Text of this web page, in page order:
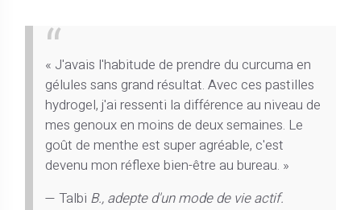
« J'avais l'habitude de prendre du curcuma en
gélules sans grand résultat. Avec ces pastilles
hydrogel, j'ai ressenti la différence au niveau de
mes genoux en moins de deux semaines. Le
goût de menthe est super agréable, c'est
devenu mon réflexe bien-être au bureau. »
— Talbi B., adepte d'un mode de vie actif.